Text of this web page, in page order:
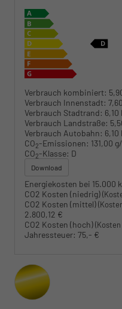
Verbrauch kombiniert:
Verbrauch Innenstadt:
Verbrauch Stadtrand:
Verbrauch Landstraße:
Verbrauch Autobahn:
CO2-Emissionen: 131,00
CO2-Klasse: D
Download
Energiekosten bei 15.000
CO2 Kosten (niedrig)
CO2 Kosten (mittel)
2.800,12 €
CO2 Kosten (hoch)
Jahressteuer: 75,- €